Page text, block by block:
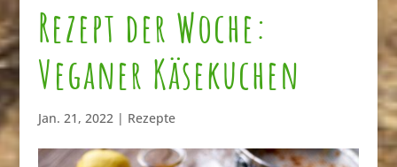
Rezept der Woche:
Veganer Käsekuchen
Jan. 21, 2022 | Rezepte